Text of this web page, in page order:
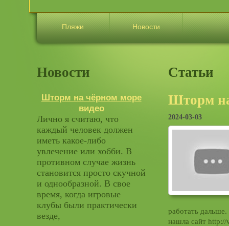
Пляжи Новости
Статьи
Шторм
2024-03-03
работать дальше.
нашла сайт
Новости
Шторм на чёрном море
видео
Лично я считаю, что
каждый человек должен
иметь какое-либо
увлечение или хобби. В
противном случае жизнь
становится просто скучной
и однообразной. В свое
время, когда игровые
клубы были практически
везде,